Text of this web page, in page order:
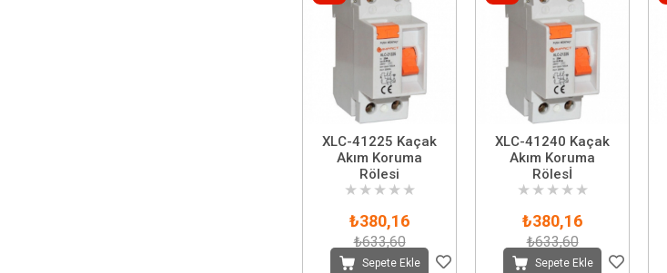
XLC-41225 Kaçak
Akım Koruma
Rölesi
★ ★ ★ ★ ★
₺380,16
₺633,60
Sepete Ekle
XLC-41240 Kaçak
Akım Koruma
Rölesİ
★ ★ ★ ★ ★
₺380,16
₺633,60
Sepete Ekle